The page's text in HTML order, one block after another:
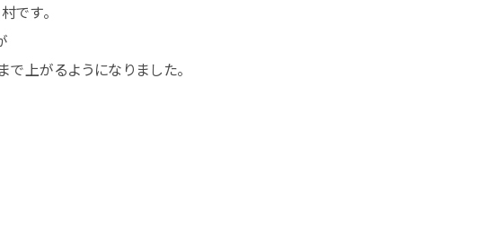
です。
上がるようになりました。